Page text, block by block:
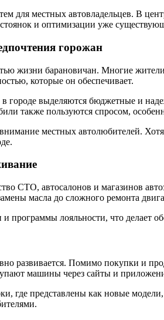
для местных автовладельцев. В
и оптимизации уже
горожан
жизни барановичан. Многие
которые он обеспечивает.
городе выделяются бюджетные и
также пользуются спросом,
местных автолюбителей.
СТО, автосалонов и магазинов
масла до сложного ремонта
лояльности, что делает
развивается. Помимо покупки и
машины через сайты и
где представлены как новые